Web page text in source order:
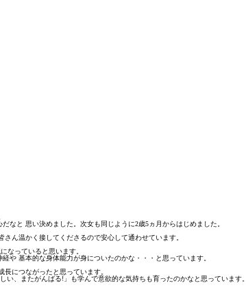
なと 思い決めました。次女も同じように2歳5ヵ月からはじめました。
ん温かく接してくださるので安心して通わせています。
なっていると思います。
や 基本的な身体能力が身についたのかな・・・と思っています。
につながったと思っています。
、またがんばる!」も学んで意欲的な気持ちも育ったのかなと思っています。